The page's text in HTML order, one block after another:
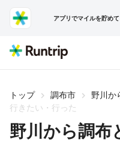
アプリでマイルを貯め
トップ 調布市
野川か
行きたい・行った
野川から調布